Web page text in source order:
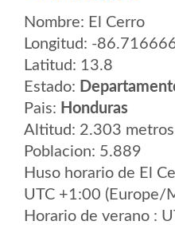
Nombre: El Cerro
Longitud: -
Latitud: 13.8
Estado:
Pais: Honduras
Altitud: 2.303
Poblacion: 5.889
Huso horario de El
UTC +1:00 (Europe/
Horario de verano :